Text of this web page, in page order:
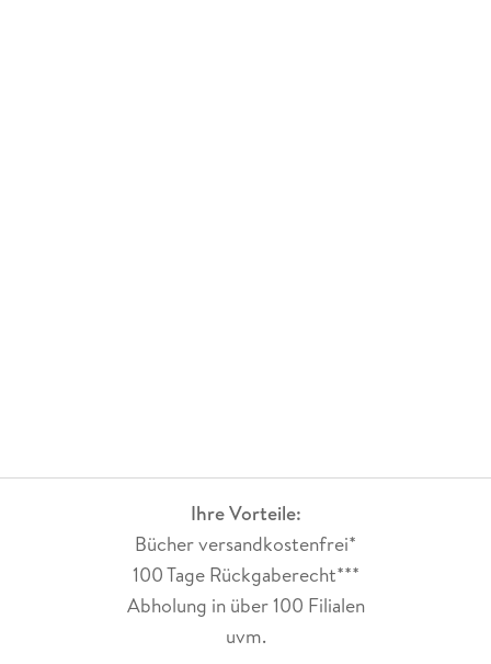
Ihre Vorteile:
Bücher versandkostenfrei*
100 Tage Rückgaberecht***
Abholung in über 100 Filialen
uvm.